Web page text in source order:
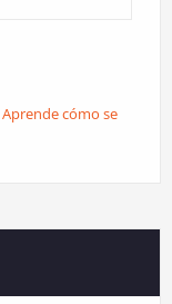
Aprende cómo se